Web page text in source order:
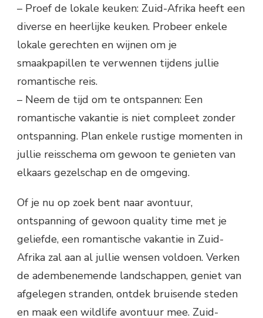
– Proef de lokale keuken: Zuid-Afrika heeft een
diverse en heerlijke keuken. Probeer enkele
lokale gerechten en wijnen om je
smaakpapillen te verwennen tijdens jullie
romantische reis.
– Neem de tijd om te ontspannen: Een
romantische vakantie is niet compleet zonder
ontspanning. Plan enkele rustige momenten in
jullie reisschema om gewoon te genieten van
elkaars gezelschap en de omgeving.
Of je nu op zoek bent naar avontuur,
ontspanning of gewoon quality time met je
geliefde, een romantische vakantie in Zuid-
Afrika zal aan al jullie wensen voldoen. Verken
de adembenemende landschappen, geniet van
afgelegen stranden, ontdek bruisende steden
en maak een wildlife avontuur mee. Zuid-